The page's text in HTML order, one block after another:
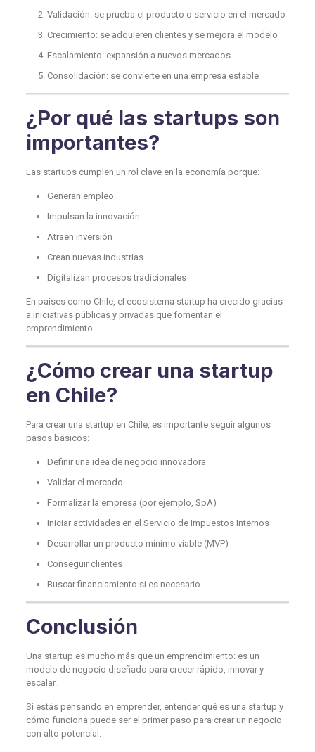
Validación: se prueba el producto o servicio en el mercado
Crecimiento: se adquieren clientes y se mejora el modelo
Escalamiento: expansión a nuevos mercados
Consolidación: se convierte en una empresa estable
¿Por qué las startups son
importantes?
Las startups cumplen un rol clave en la economía porque:
Generan empleo
Impulsan la innovación
Atraen inversión
Crean nuevas industrias
Digitalizan procesos tradicionales
En países como Chile, el ecosistema startup ha crecido gracias
a iniciativas públicas y privadas que fomentan el
emprendimiento.
¿Cómo crear una startup
en Chile?
Para crear una startup en Chile, es importante seguir algunos
pasos básicos:
Definir una idea de negocio innovadora
Validar el mercado
Formalizar la empresa (por ejemplo, SpA)
Iniciar actividades en el Servicio de Impuestos Internos
Desarrollar un producto mínimo viable (MVP)
Conseguir clientes
Buscar financiamiento si es necesario
Conclusión
Una startup es mucho más que un emprendimiento: es un
modelo de negocio diseñado para crecer rápido, innovar y
escalar.
Si estás pensando en emprender, entender qué es una startup y
cómo funciona puede ser el primer paso para crear un negocio
con alto potencial.